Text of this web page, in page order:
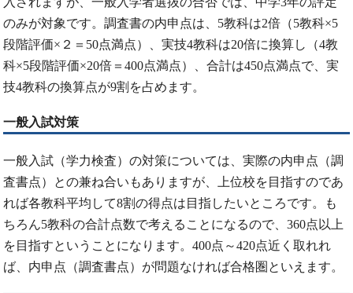
のみが対象です。調査書の内申点は、5教科は2倍（5教科×5
段階評価×２＝50点満点）、実技4教科は20倍に換算し（4教
科×5段階評価×20倍＝400点満点）、合計は450点満点で、実
技4教科の換算点が9割を占めます。
一般入試対策
一般入試（学力検査）の対策については、実際の内申点（調
査書点）との兼ね合いもありますが、上位校を目指すのであ
れば各教科平均して8割の得点は目指したいところです。も
ちろん5教科の合計点数で考えることになるので、360点以上
を目指すということになります。400点～420点近く取れれ
ば、内申点（調査書点）が問題なければ合格圏といえます。